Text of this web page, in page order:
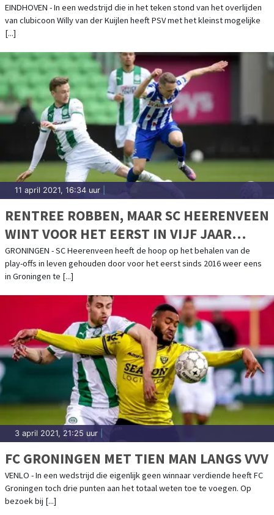
EINDHOVEN - In een wedstrijd die in het teken stond van het overlijden
van clubicoon Willy van der Kuijlen heeft PSV met het kleinst mogelijke
[...]
11 april 2021, 16:34 uur
RENTREE ROBBEN, MAAR SC HEERENVEEN
WINT VOOR HET EERST IN VIJF JAAR
WEER EENS IN GRONINGEN
GRONINGEN - SC Heerenveen heeft de hoop op het behalen van de
play-offs in leven gehouden door voor het eerst sinds 2016 weer eens
in Groningen te [...]
3 april 2021, 21:25 uur
FC GRONINGEN MET TIEN MAN LANGS VVV
VENLO - In een wedstrijd die eigenlijk geen winnaar verdiende heeft FC
Groningen toch drie punten aan het totaal weten toe te voegen. Op
bezoek bij [...]